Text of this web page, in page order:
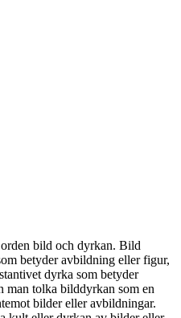
bild och dyrkan. Bild
betyder avbildning eller figur,
dyrka som betyder
man tolka bilddyrkan som en
bilder eller avbildningar.